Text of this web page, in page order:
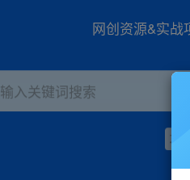
网创资源&实战
输入关键词搜索
项目